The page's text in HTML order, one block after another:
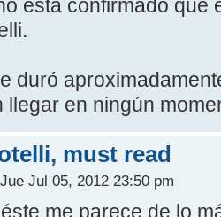
está confirmado que
duró
llegar en ningún
must read
Jul 05, 2012 23:50 pm
me parece de lo